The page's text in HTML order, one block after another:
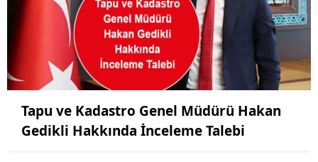
Tapu ve Kadastro Genel Müdürü Hakan
Gedikli Hakkında İnceleme Talebi